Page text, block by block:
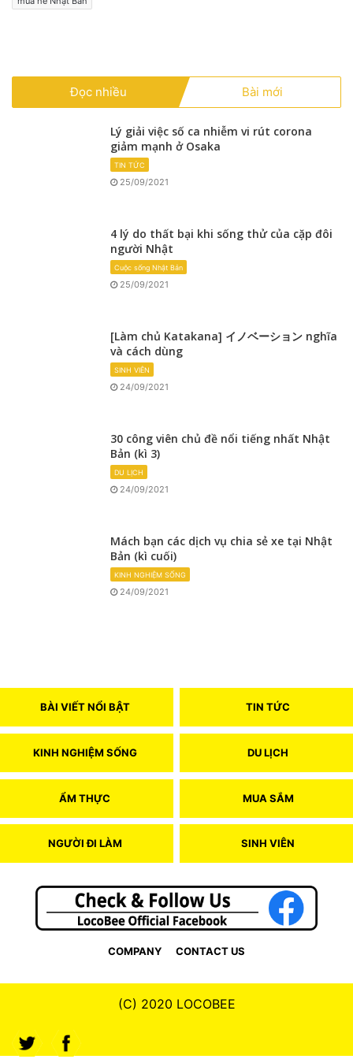
Đọc nhiều Bài mới
Lý giải việc số ca nhiễm vi rút corona
giảm mạnh ở Osaka
TIN TỨC
25/09/2021
4 lý do thất bại khi sống thử của cặp đôi
người Nhật
Cuộc sống Nhật Bản
25/09/2021
[Làm chủ Katakana] イノベーション nghĩa
và cách dùng
SINH VIÊN
24/09/2021
30 công viên chủ đề nổi tiếng nhất Nhật
Bản (kì 3)
DU LỊCH
24/09/2021
Mách bạn các dịch vụ chia sẻ xe tại Nhật
Bản (kì cuối)
KINH NGHIỆM SỐNG
24/09/2021
BÀI VIẾT NỔI BẬT TIN TỨC
KINH NGHIỆM SỐNG DU LỊCH
ẨM THỰC MUA SẮM
NGƯỜI ĐI LÀM SINH VIÊN
COMPANY CONTACT US
(C) 2020 LOCOBEE